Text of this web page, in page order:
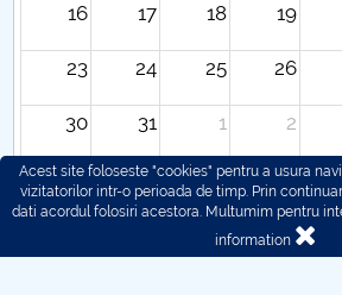
16 17 18 19
23 24 25 26
30 31 1 2
Acest site foloseste "cookies" pentru a usura
vizitatorilor intr-o perioada de timp. Prin
dati acordul folosiri acestora. Multumim pentru
information